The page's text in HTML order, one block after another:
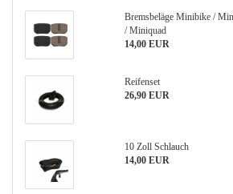
Bremsbeläge Minibike /
/ Miniquad
14,00 EUR
Reifenset
26,90 EUR
10 Zoll Schlauch
14,00 EUR